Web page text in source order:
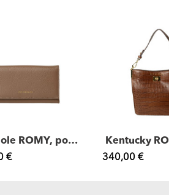
Gondole ROMY, portefeuille compagnon cuir
€
340,00 €